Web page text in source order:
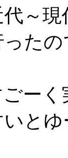
～
た
ー
とゆ